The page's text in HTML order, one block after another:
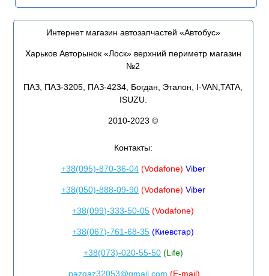
Интернет магазин автозапчастей «Автобус»
Харьков Авторынок «Лоск» верхний периметр магазин
№2
ПАЗ, ПАЗ-3205, ПАЗ-4234, Богдан, Эталон, I-VAN,TATA,
ISUZU.
2010-2023 ©
Контакты:
+38(095)-870-36-04(Vodafone) Viber
+38(050)-888-09-90(Vodafone) Viber
+38(099)-333-50-05 (Vodafone)
+38(067)-761-68-35 (Киевстар)
+38(073)-020-55-50(Life)
pazgaz32053@gmail.com (E-mail)